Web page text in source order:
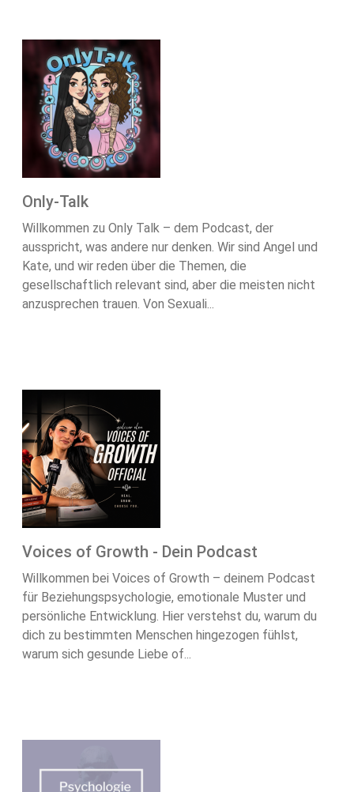
Only-Talk
Willkommen zu Only Talk – dem Podcast, der
ausspricht, was andere nur denken. Wir sind Angel und
Kate, und wir reden über die Themen, die
gesellschaftlich relevant sind, aber die meisten nicht
anzusprechen trauen. Von Sexuali...
Voices of Growth - Dein Podcast
Willkommen bei Voices of Growth – deinem Podcast
für Beziehungspsychologie, emotionale Muster und
persönliche Entwicklung. Hier verstehst du, warum du
dich zu bestimmten Menschen hingezogen fühlst,
warum sich gesunde Liebe of...